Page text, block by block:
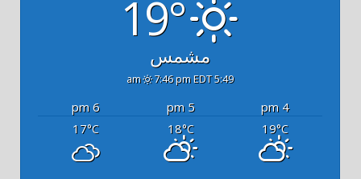
19°
مشمس
5:49 am
7:46 pm EDT
4 pm
5 pm
6 pm
19°C
18°C
17°C